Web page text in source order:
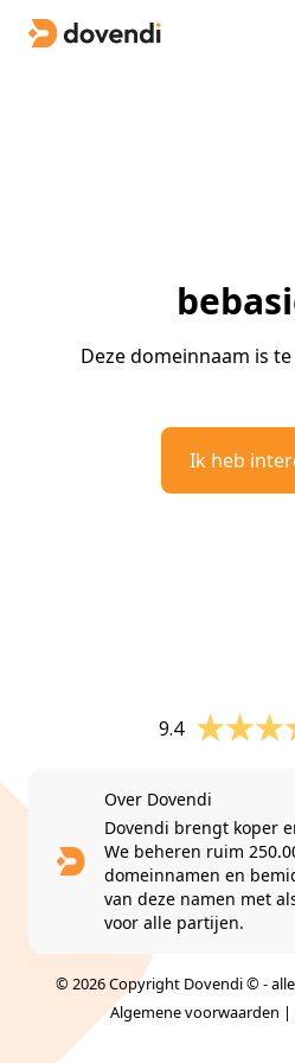
Deze domeinnaam is
Ik heb
9.4
Over Dovendi
Dovendi brengt koper
We beheren ruim
domeinnamen en
van deze namen met
voor alle partijen.
© 2026 Copyright Dovendi © -
Algemene voorwaarden |